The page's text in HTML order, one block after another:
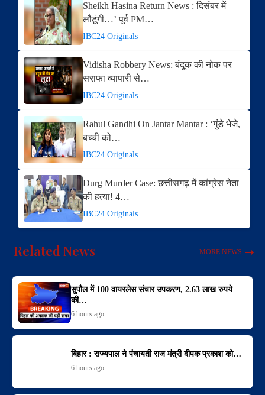
Sheikh Hasina Return News : दिसंबर में
लौटूंगी…’ पूर्व PM…
IBC24 Originals
Vidisha Robbery News: बंदूक की नोक पर
सराफा व्यापारी से…
IBC24 Originals
Rahul Gandhi On Jantar Mantar : ‘गुंडे भेजे,
बच्ची को…
IBC24 Originals
Durg Murder Case: छत्तीसगढ़ में कांग्रेस नेता
की हत्या! 4…
IBC24 Originals
Related News MORE NEWS
सुपौल में 100 वायरलेस संचार उपकरण, 2.63 लाख रुपये
की…
6 hours ago
बिहार : राज्यपाल ने पंचायती राज मंत्री दीपक प्रकाश को…
6 hours ago